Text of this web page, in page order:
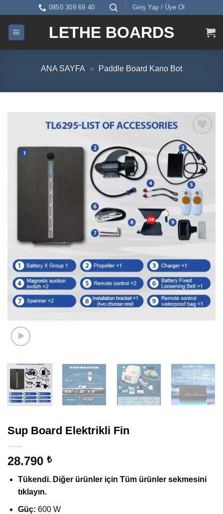
0850 309 69 40 Giriş Yap / Üye Ol
LETHE BOARDS
ANA SAYFA » Paddle Board Kano Bot
Sup Board Elektrikli Fin
28.790 ₺
Tükendi. Diğer ürünler için Tüm ürünler sekmesini
tıklayın.
Güç: 600 W